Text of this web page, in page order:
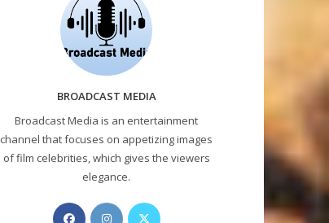
BROADCAST MEDIA
Broadcast Media is an entertainment
channel that focuses on appetizing images
of film celebrities, which gives the viewers
elegance.
Opens Opens Opens